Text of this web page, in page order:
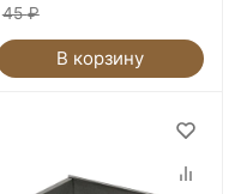
45 ₽
В корзину